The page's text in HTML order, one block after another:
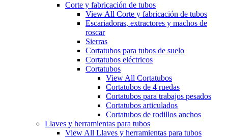
Corte y fabricación de tubos
View All Corte y fabricación de tubos
Escariadoras, extractores y machos de
roscar
Sierras
Cortatubos para tubos de suelo
Cortatubos eléctricos
Cortatubos
View All Cortatubos
Cortatubos de 4 ruedas
Cortatubos para trabajos pesados
Cortatubos articulados
Cortatubos de rodillos anchos
Llaves y herramientas para tubos
View All Llaves y herramientas para tubos